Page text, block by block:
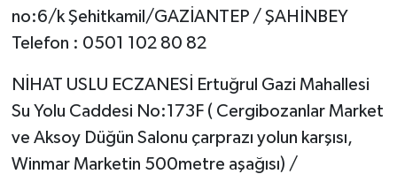
no:6/k Şehitkamil/GAZİANTEP / ŞAHİNBEY
Telefon : 0501 102 80 82
NİHAT USLU ECZANESİ Ertuğrul Gazi Mahallesi
Su Yolu Caddesi No:173F ( Cergibozanlar Market
ve Aksoy Düğün Salonu çarprazı yolun karşısı,
Winmar Marketin 500metre aşağısı) /